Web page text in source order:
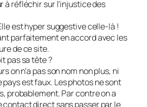
à réfléchir sur l’injustice des
est hyper suggestive celle-là !
parfaitement en accord avec les
de ce site.
pas sa tête ?
on n’a pas son nom non plus, ni
pays est faux. Les photos ne sont
probablement. Par contre on a
contact direct sans passer par le